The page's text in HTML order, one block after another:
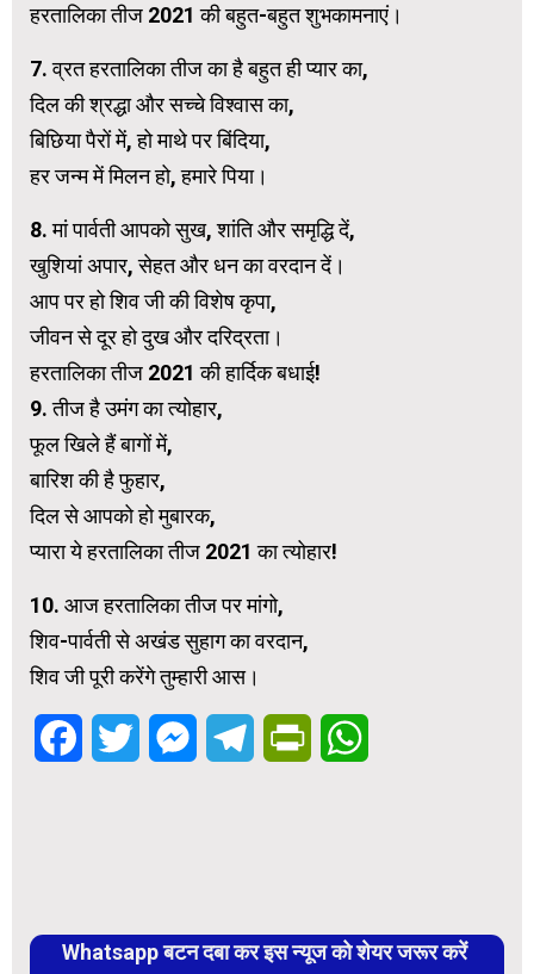
हरतालिका तीज 2021 की बहुत-बहुत शुभकामनाएं।
7. व्रत हरतालिका तीज का है बहुत ही प्यार का,
दिल की श्रद्धा और सच्चे विश्वास का,
बिछिया पैरों में, हो माथे पर बिंदिया,
हर जन्म में मिलन हो, हमारे पिया।
8. मां पार्वती आपको सुख, शांति और समृद्धि दें,
खुशियां अपार, सेहत और धन का वरदान दें।
आप पर हो शिव जी की विशेष कृपा,
जीवन से दूर हो दुख और दरिद्रता।
हरतालिका तीज 2021 की हार्दिक बधाई!
9. तीज है उमंग का त्योहार,
फूल खिले हैं बागों में,
बारिश की है फुहार,
दिल से आपको हो मुबारक,
प्यारा ये हरतालिका तीज 2021 का त्योहार!
10. आज हरतालिका तीज पर मांगो,
शिव-पार्वती से अखंड सुहाग का वरदान,
शिव जी पूरी करेंगे तुम्हारी आस।
FacebookTwitter MessengerTelegramPrintFriendly
Whatsapp बटन दबा कर इस न्यूज को शेयर जरूर करें